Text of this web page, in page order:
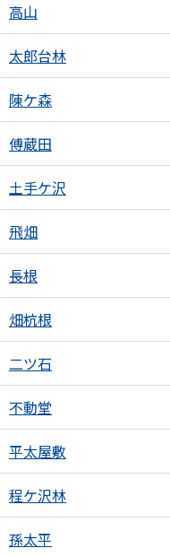
高山
太郎台林
陳ケ森
傅蔵田
土手ケ沢
飛畑
長根
畑杭根
二ツ石
不動堂
平太屋敷
程ケ沢林
孫太平